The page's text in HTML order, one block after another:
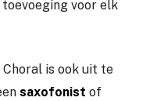
voor elk
Choral is ook uit te
saxofonist of